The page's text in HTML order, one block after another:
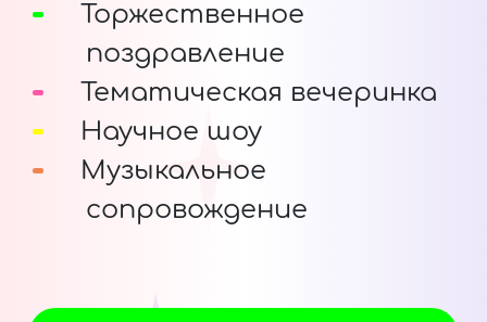
Торжественное
поздравление
Тематическая вечеринка
Научное шоу
Музыкальное
сопровождение